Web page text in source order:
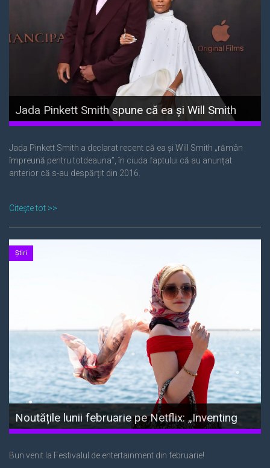
Jada Pinkett Smith spune că ea și Will Smith
„rămân împreună pentru totdeauna”, în ciuda
separării
Jada Pinkett Smith a declarat recent că ea și Will Smith „rămân
împreună pentru totdeauna”, în ciuda faptului că au anunțat
anterior că s-au despărțit din 2016.
Citeşte tot >>
Știri
Noutățile lunii februarie pe Netflix: „Inventing
Anna”, „Vikings: Valhalla” și „jeen-yuhs: A Kanye
Trilogy”
Bun venit la Festivalul de entertainment din februarie!